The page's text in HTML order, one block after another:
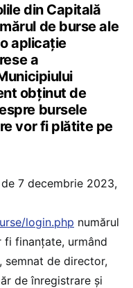
din Capitală
de burse ale
aplicație
a
obținut de
bursele
vor fi plătite pe
7 decembrie 2023,
login.php numărul
finanțate, urmând
semnat de director,
de înregistrare și